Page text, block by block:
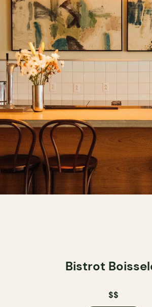
Bistrot
$$